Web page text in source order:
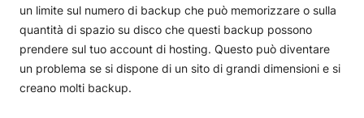
un limite sul numero di backup che può memorizzare o sulla
quantità di spazio su disco che questi backup possono
prendere sul tuo account di hosting. Questo può diventare
un problema se si dispone di un sito di grandi dimensioni e si
creano molti backup.